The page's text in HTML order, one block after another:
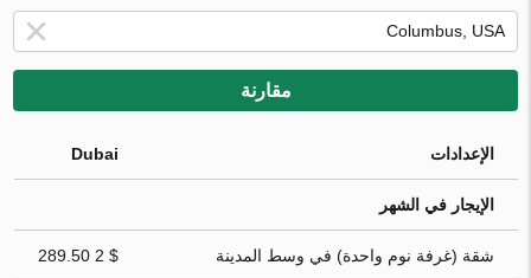
مقارنة
الإعدادات Dubai
الإيجار في الشهر
شقة (غرفة نوم واحدة) في وسط المدينة $ 2 289.50